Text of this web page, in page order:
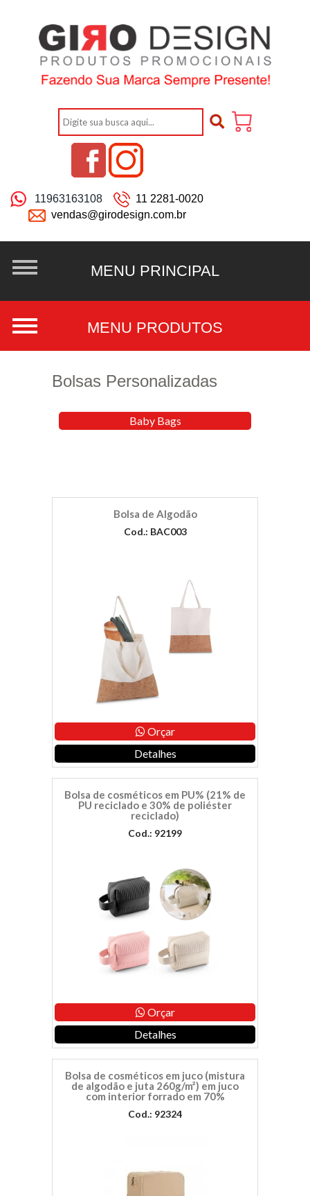
11963163108
11 2281-0020
vendas@girodesign.com.br
Bolsas Personalizadas
Baby Bags
Bolsa de Algodão
Cod.: BAC003
Orçar
Detalhes
Bolsa de cosméticos em PU% (21% de
PU reciclado e 30% de poliéster
reciclado)
Cod.: 92199
Orçar
Detalhes
Bolsa de cosméticos em juco (mistura
de algodão e juta 260g/m²) em juco
com interior forrado em 70%
Cod.: 92324